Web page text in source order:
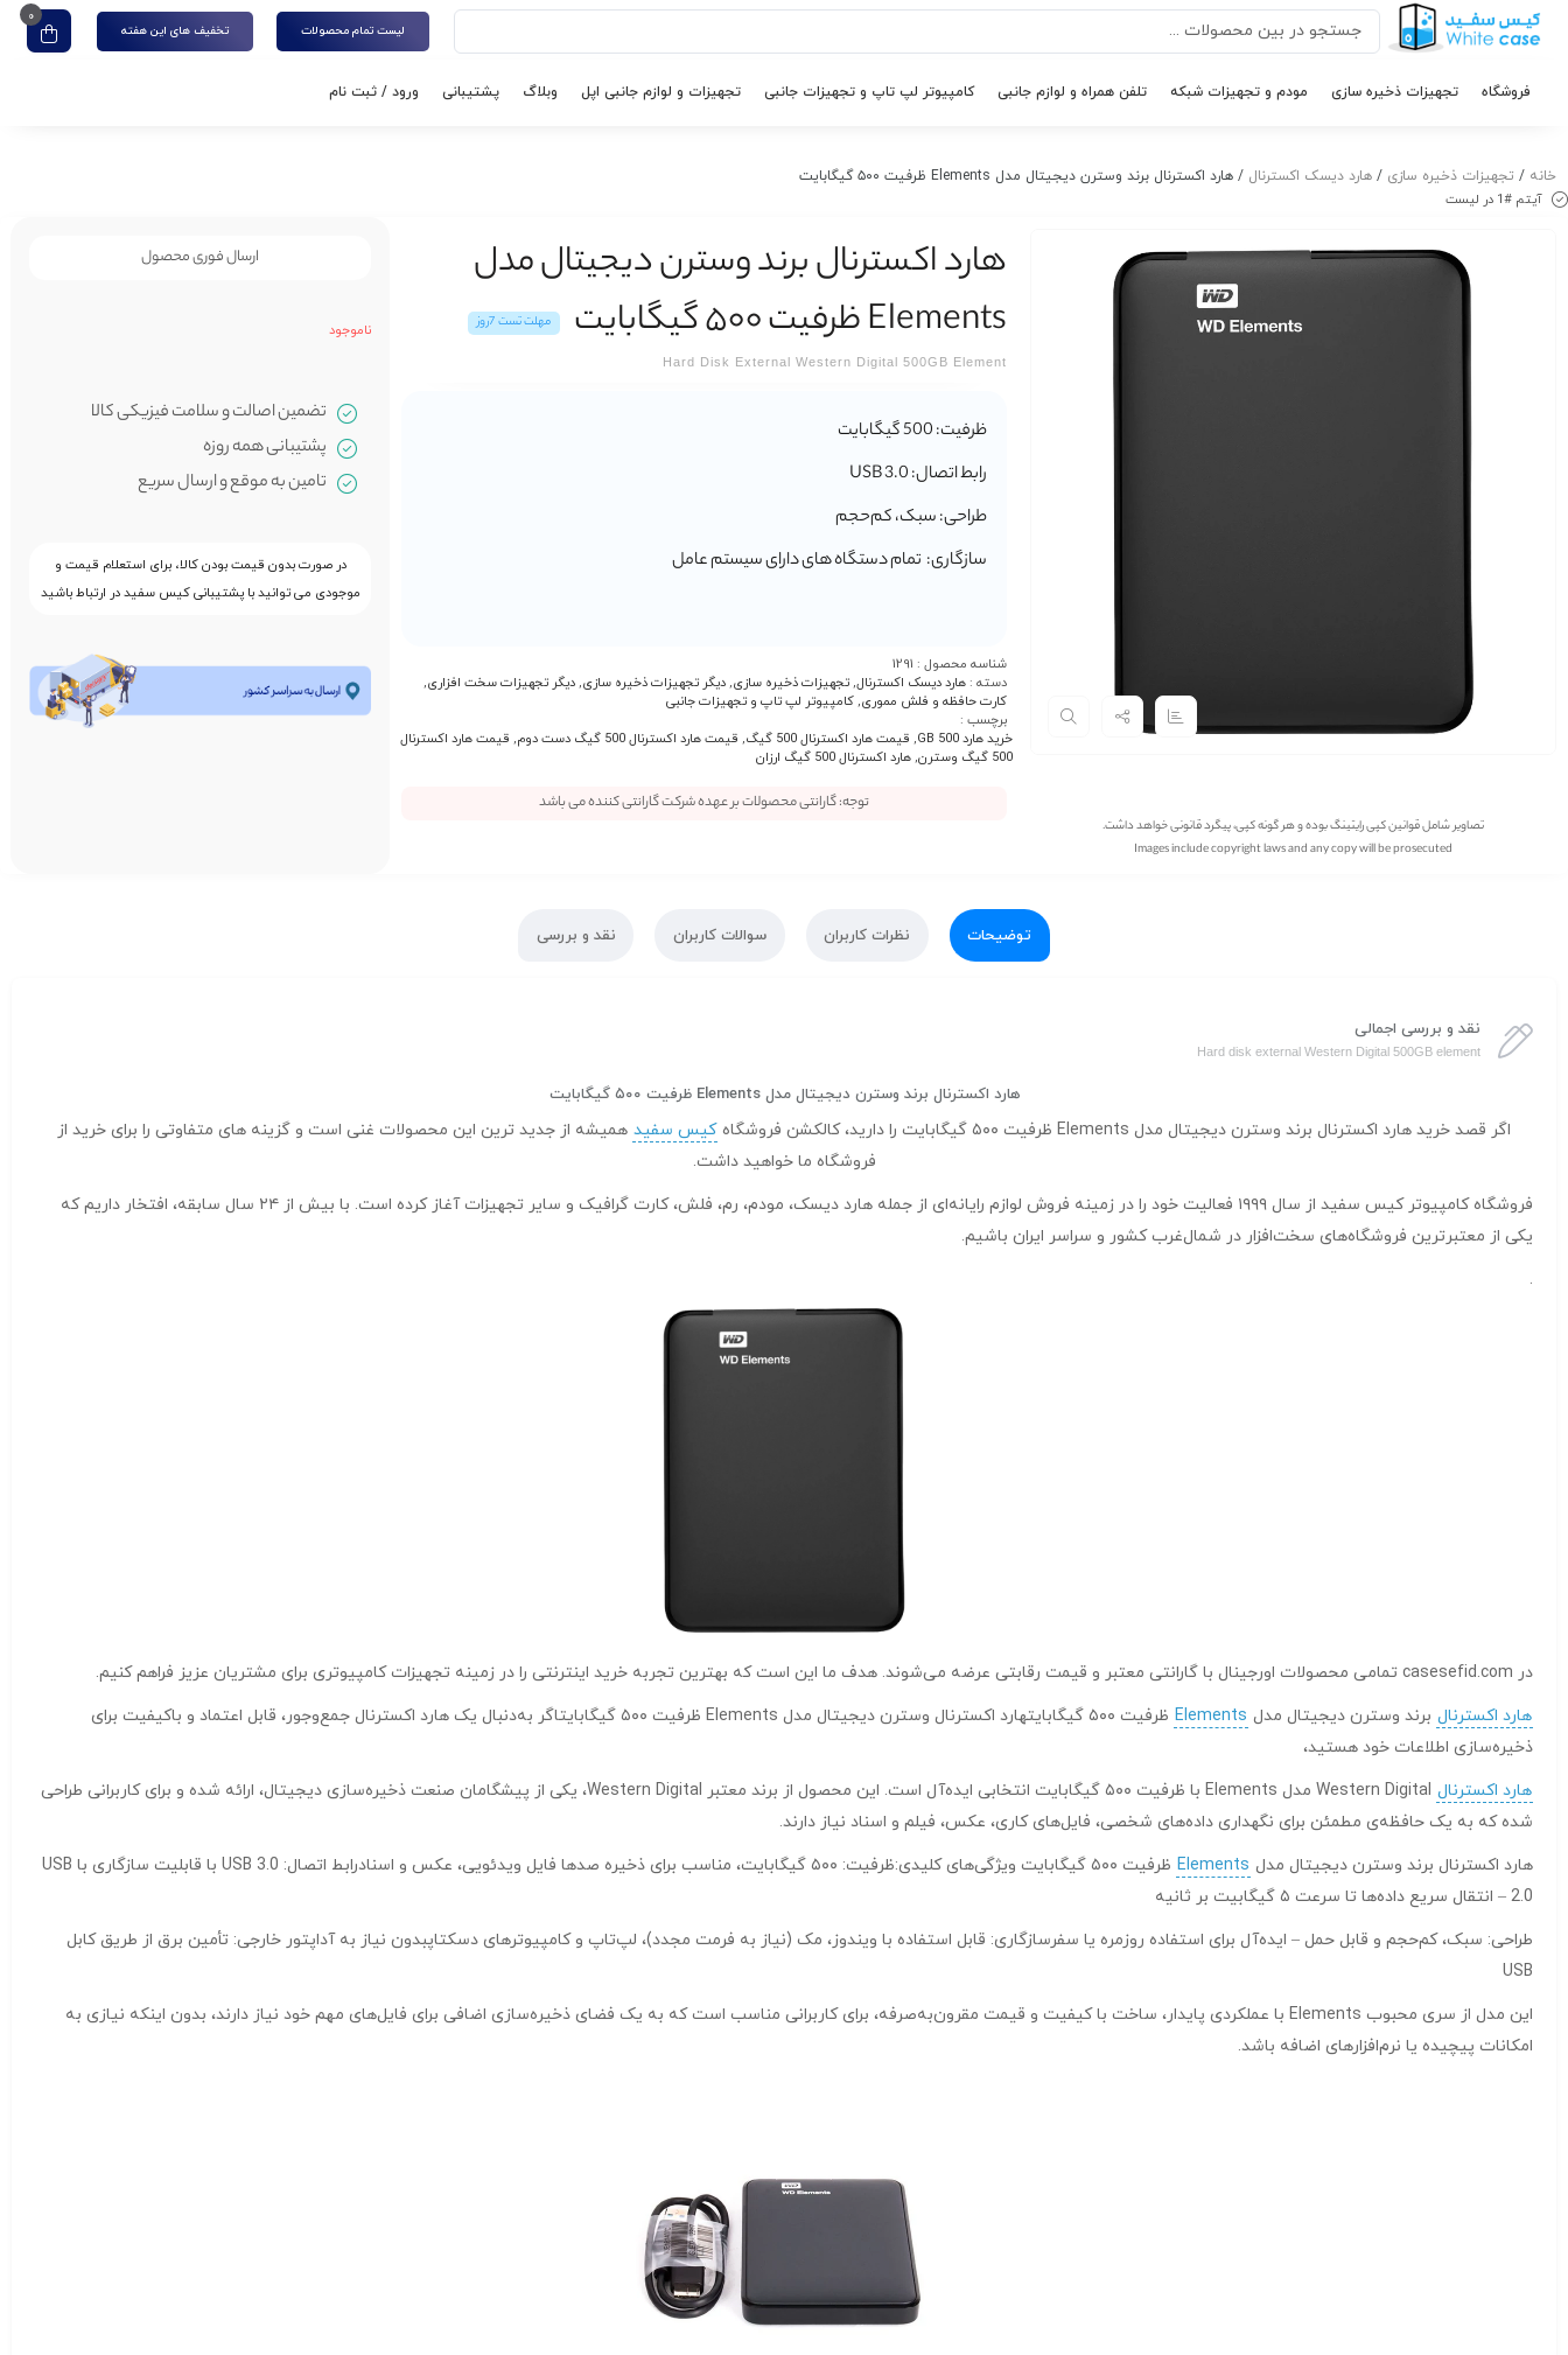
لیست تمام محصولات تخفیف های این هفته
0
فروشگاه تجهیزات ذخیره سازی مودم و تجهیزات شبکه تلفن همراه و لوازم جانبی کامپیوتر لپ تاپ و تجهیزات جانبی تجهیزات و لوازم جانبی اپل وبلاگ پشتیبانی ورود / ثبت نام
خانه / تجهیزات ذخیره سازی / هارد دیسک اکسترنال / هارد اکسترنال برند وسترن دیجیتال مدل Elements ظرفیت ۵۰۰ گیگابایت
آیتم #1 در لیست
تصاویر شامل قوانین کپی رایتینگ بوده و هر گونه کپی، پیگرد قانونی خواهد داشت.
Images include copyright laws and any copy will be prosecuted
هارد اکسترنال برند وسترن دیجیتال مدل
Elements ظرفیت ۵۰۰ گیگابایت
مهلت تست 7روز
Hard Disk External Western Digital 500GB Element
ظرفیت:
رابط اتصال:
طراحی:سبک، کم‌حجم
سازگاری: تمام دستگاه های دارای سیستم عامل
شناسه محصول : 1291
دسته : هارد دیسک اکسترنال,تجهیزات ذخیره سازی,دیگر تجهیزات ذخیره سازی,دیگر تجهیزات سخت افزاری,
کارت حافظه و فلش مموری,کامپیوتر لپ تاپ و تجهیزات جانبی
برچسب :
خرید هارد 500 GB
, قیمت هارد اکسترنال 500 گیگ , قیمت هارد اکسترنال 500 گیگ دست دوم , قیمت هارد اکسترنال
500 گیگ وسترن
,هارد اکسترنال 500 گیگ ارزان
توجه: گارانتی محصولات بر عهده شرکت گارانتی کننده می باشد
ارسال فوری محصول
ناموجود
تضمین اصالت و سلامت فیزیکی کالا
پشتیبانی همه روزه
تامین به موقع و ارسال سریع
در صورت بدون قیمت بودن کالا، برای استعلام قیمت و
موجودی می توانید با پشتیبانی کیس سفید در ارتباط باشید
توضیحات نظرات کاربران سوالات کاربران نقد و بررسی
نقد و بررسی اجمالی
Hard disk external Western Digital 500GB element
هارد اکسترنال برند وسترن دیجیتال مدل Elements ظرفیت ۵۰۰ گیگابایت
اگر قصد خرید هارد اکسترنال برند وسترن دیجیتال مدل Elements ظرفیت ۵۰۰ گیگابایت را دارید، کالکشن فروشگاه کیس سفید همیشه از جدید ترین این محصولات غنی است و گزینه های متفاوتی را برای خرید از
فروشگاه ما خواهید داشت.
فروشگاه کامپیوتر کیس سفید از سال ۱۹۹۹ فعالیت خود را در زمینه فروش لوازم رایانه‌ای از جمله هارد دیسک، مودم، رم، فلش، کارت گرافیک و سایر تجهیزات آغاز کرده است. با بیش از ۲۴ سال سابقه، افتخار داریم که
یکی از معتبرترین فروشگاه‌های سخت‌افزار در شمال‌غرب کشور و سراسر ایران باشیم.
.
در casesefid.com تمامی محصولات اورجینال با گارانتی معتبر و قیمت رقابتی عرضه می‌شوند. هدف ما این است که بهترین تجربه خرید اینترنتی را در زمینه تجهیزات کامپیوتری برای مشتریان عزیز فراهم کنیم.
هارد اکسترنال برند وسترن دیجیتال مدل Elements
ظرفیت ۵۰۰ گیگابایتهارد اکسترنال وسترن دیجیتال مدل Elements ظرفیت ۵۰۰ گیگابایتاگر به‌دنبال یک هارد اکسترنال جمع‌وجور، قابل اعتماد و باکیفیت برای
ذخیره‌سازی اطلاعات خود هستید،
هارد اکسترنال
Western Digital مدل Elements با ظرفیت ۵۰۰ گیگابایت انتخابی ایده‌آل است. این محصول از برند معتبر Western Digital، یکی از پیشگامان صنعت ذخیره‌سازی دیجیتال، ارائه شده و برای کاربرانی طراحی
شده که به یک حافظه‌ی مطمئن برای نگهداری داده‌های شخصی، فایل‌های کاری، عکس، فیلم و اسناد نیاز دارند.
هارد اکسترنال برند وسترن دیجیتال مدل Elements
ظرفیت ۵۰۰ گیگابایت ویژگی‌های کلیدی:ظرفیت: ۵۰۰ گیگابایت، مناسب برای ذخیره صدها فایل ویدئویی، عکس و اسنادرابط اتصال: USB 3.0 با قابلیت سازگاری با USB
2.0 – انتقال سریع داده‌ها تا سرعت ۵ گیگابیت بر ثانیه
طراحی: سبک، کم‌حجم و قابل حمل – ایده‌آل برای استفاده روزمره یا سفرسازگاری: قابل استفاده با ویندوز، مک (نیاز به فرمت مجدد)، لپ‌تاپ و کامپیوترهای دسکتاپبدون نیاز به آداپتور خارجی: تأمین برق از طریق کابل
USB
این مدل از سری محبوب Elements با عملکردی پایدار، ساخت با کیفیت و قیمت مقرون‌به‌صرفه، برای کاربرانی مناسب است که به یک فضای ذخیره‌سازی اضافی برای فایل‌های مهم خود نیاز دارند، بدون اینکه نیازی به
امکانات پیچیده یا نرم‌افزارهای اضافه باشد.